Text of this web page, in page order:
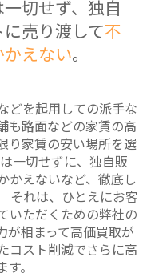
切せず、独自
売り渡して不
かえない。
どを起用しての派手な
も路面などの家賃の高
り家賃の安い場所を選
一切せずに、独自販
かえないなど、徹底し
それは、ひとえにお客
いただくための弊社の
が相まって高価買取が
コスト削減でさらに高
。